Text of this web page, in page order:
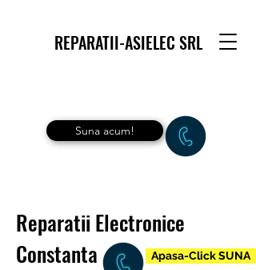
REPARATII-ASIELEC SRL
Suna acum!
Reparatii Electronice
Constanta
Apasa-Click SUNA